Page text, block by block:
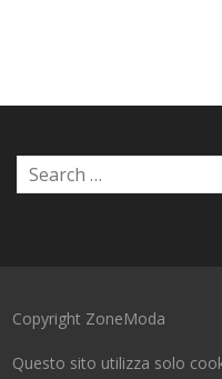
Copyright ZoneModa
Questo sito utilizza solo